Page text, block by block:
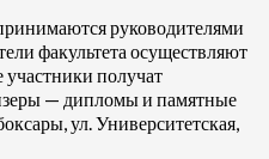
руководителями
факультета осуществляют
получат
— дипломы и памятные
ул. Университетская,